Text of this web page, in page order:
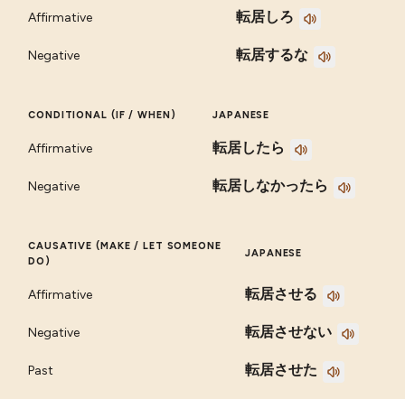
Affirmative 転居しろ
Negative 転居するな
CONDITIONAL (IF / WHEN) JAPANESE
Affirmative 転居したら
Negative 転居しなかったら
CAUSATIVE (MAKE / LET SOMEONE
DO)
JAPANESE
Affirmative 転居させる
Negative 転居させない
Past 転居させた